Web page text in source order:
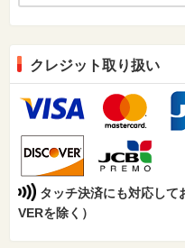
クレジット取り扱い
タッチ決済にも対応し
VERを除く）